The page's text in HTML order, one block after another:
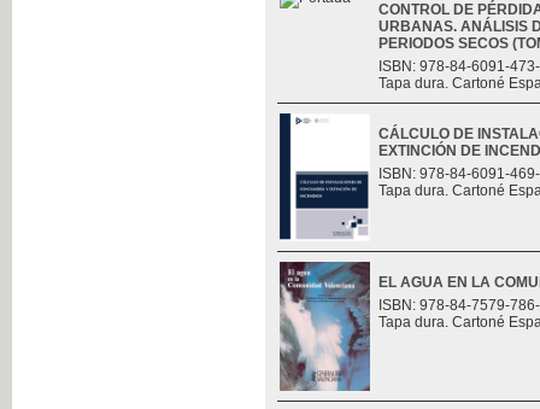
CONTROL DE
URBANAS. ANÁLISIS
PERIODOS SECOS
ISBN: 978-84-6091-
Tapa dura. Cartoné
CÁLCULO DE
EXTINCIÓN DE
ISBN: 978-84-6091-
Tapa dura. Cartoné
EL AGUA EN LA
ISBN: 978-84-7579-
Tapa dura. Cartoné